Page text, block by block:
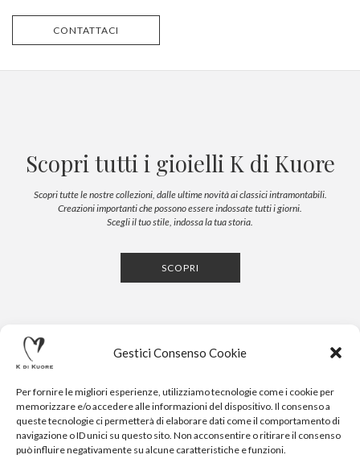
Gestici Consenso Cookie
Per fornire le migliori esperienze, utilizziamo tecnologie come i cookie per
memorizzare e/o accedere alle informazioni del dispositivo. Il consenso a
queste tecnologie ci permetterà di elaborare dati come il comportamento di
navigazione o ID unici su questo sito. Non acconsentire o ritirare il consenso
può influire negativamente su alcune caratteristiche e funzioni.
CONTATTACI
Scopri tutti i gioielli K di Kuore
Scopri tutte le nostre collezioni, dalle ultime novità ai classici intramontabili.
Creazioni importanti che possono essere indossate tutti i giorni.
Scegli il tuo stile, indossa la tua storia.
SCOPRI
CONTATTI NEWSLETTER PRESS PRIVACY POLICY
COOKIE POLICY RESERVED AREA